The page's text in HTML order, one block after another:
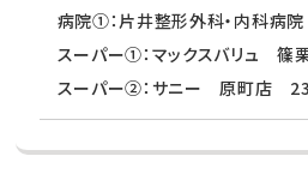
病院①：片井整形外科・内科病
スーパー①：マックスバリュ
スーパー②：サニー 原町店